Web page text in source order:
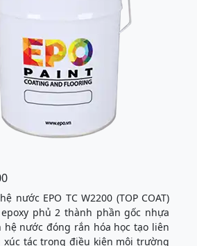
nước EPO TC W2200 (TOP COAT)
phủ 2 thành phần gốc nhựa
hệ nước đóng rắn hóa học tạo liên
xúc tác trong điều kiện môi trường